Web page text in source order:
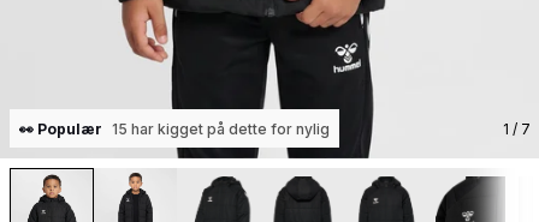
👀 Populær 15 har kigget på dette for nylig 1 / 7